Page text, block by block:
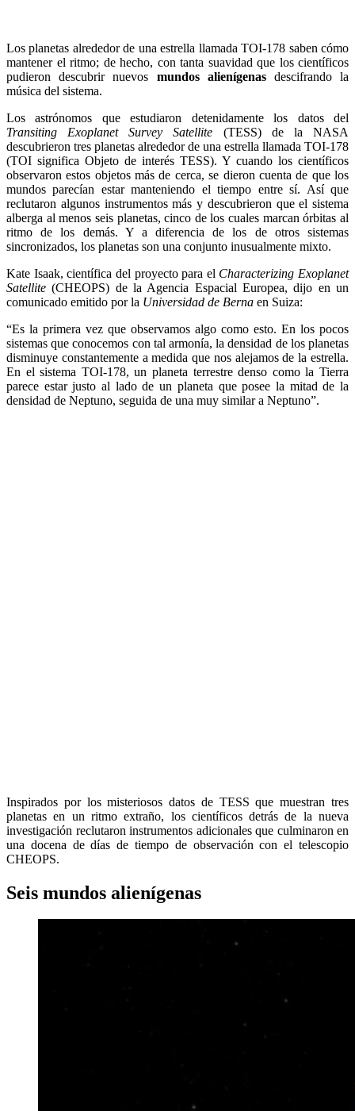
Los planetas alrededor de una estrella llamada TOI-178 saben cómo
mantener el ritmo; de hecho, con tanta suavidad que los científicos
pudieron descubrir nuevos mundos alienígenasdescifrando la
música del sistema.
Los astrónomos que estudiaron detenidamente los datos del
Transiting Exoplanet Survey Satellite (TESS) de la NASA
descubrieron tres planetas alrededor de una estrella llamada TOI-178
(TOI significa Objeto de interés TESS). Y cuando los científicos
observaron estos objetos más de cerca, se dieron cuenta de que los
mundos parecían estar manteniendo el tiempo entre sí. Así que
reclutaron algunos instrumentos más y descubrieron que el sistema
alberga al menos seis planetas, cinco de los cuales marcan órbitas al
ritmo de los demás. Y a diferencia de los de otros sistemas
sincronizados, los planetas son una conjunto inusualmente mixto.
Kate Isaak, científica del proyecto para el Characterizing Exoplanet
Satellite (CHEOPS) de la Agencia Espacial Europea, dijo en un
comunicado emitido por la Universidad de Berna en Suiza:
“Es la primera vez que observamos algo como esto. En los pocos
sistemas que conocemos con tal armonía, la densidad de los planetas
disminuye constantemente a medida que nos alejamos de la estrella.
En el sistema TOI-178, un planeta terrestre denso como la Tierra
parece estar justo al lado de un planeta que posee la mitad de la
densidad de Neptuno, seguida de una muy similar a Neptuno”.
Inspirados por los misteriosos datos de TESS que muestran tres
planetas en un ritmo extraño, los científicos detrás de la nueva
investigación reclutaron instrumentos adicionales que culminaron en
una docena de días de tiempo de observación con el telescopio
CHEOPS.
Seis mundos alienígenas